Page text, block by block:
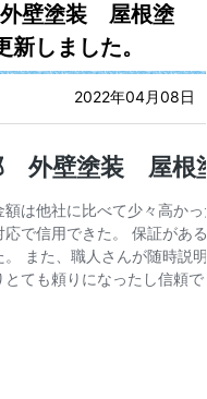
壁塗装 屋根塗
しました。
2022年04月08日